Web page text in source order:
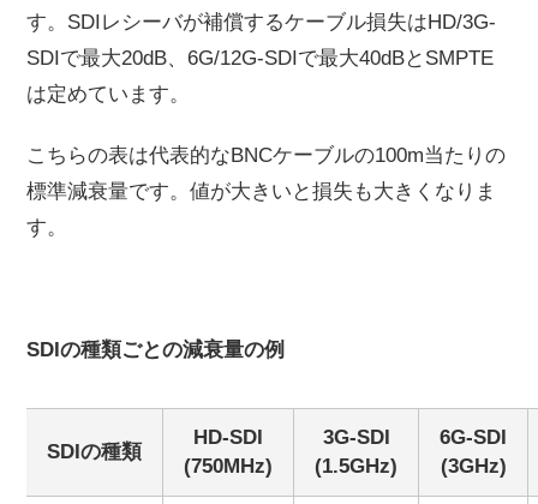
す。SDIレシーバが補償するケーブル損失はHD/3G-
SDIで最大20dB、6G/12G-SDIで最大40dBとSMPTE
は定めています。
こちらの表は代表的なBNCケーブルの100m当たりの
標準減衰量です。値が大きいと損失も大きくなりま
す。
SDIの種類ごとの減衰量の例
SDIの種類
HD-SDI
(750MHz)
3G-SDI
(1.5GHz)
6G-SDI
(3GHz)